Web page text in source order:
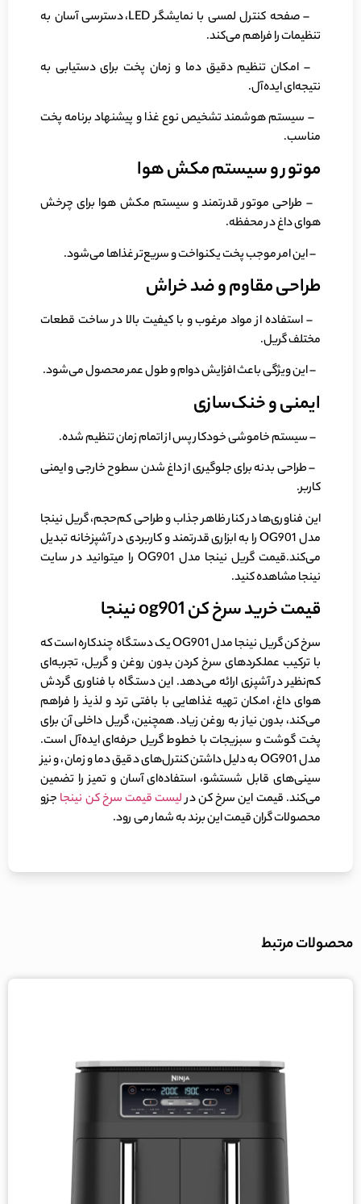
– صفحه کنترل لمسی با نمایشگر LED، دسترسی آسان به
تنظیمات را فراهم می‌کند.
– امکان تنظیم دقیق دما و زمان پخت برای دستیابی به
نتیجه‌ای ایده‌آل.
– سیستم هوشمند تشخیص نوع غذا و پیشنهاد برنامه پخت
مناسب.
موتور و سیستم مکش هوا
– طراحی موتور قدرتمند و سیستم مکش هوا برای چرخش
هوای داغ در محفظه.
– این امر موجب پخت یکنواخت و سریع‌تر غذاها می‌شود.
طراحی مقاوم و ضد خراش
– استفاده از مواد مرغوب و با کیفیت بالا در ساخت قطعات
مختلف گریل.
– این ویژگی باعث افزایش دوام و طول عمر محصول می‌شود.
ایمنی و خنک‌سازی
– سیستم خاموشی خودکار پس از اتمام زمان تنظیم شده.
– طراحی بدنه برای جلوگیری از داغ شدن سطوح خارجی و ایمنی
کاربر.
این فناوری‌ها در کنار ظاهر جذاب و طراحی کم‌حجم، گریل نینجا
مدل OG901 را به ابزاری قدرتمند و کاربردی در آشپزخانه تبدیل
می‌کند.قیمت گریل نینجا مدل OG901 را میتوانید در سایت
نینجا مشاهده کنید.
قیمت خرید سرخ کن og901 نینجا
سرخ کن گریل نینجا مدل OG901 یک دستگاه چندکاره است که
با ترکیب عملکردهای سرخ کردن بدون روغن و گریل، تجربه‌ای
کم‌نظیر در آشپزی ارائه می‌دهد. این دستگاه با فناوری گردش
هوای داغ، امکان تهیه غذاهایی با بافتی ترد و لذیذ را فراهم
می‌کند، بدون نیاز به روغن زیاد. همچنین، گریل داخلی آن برای
پخت گوشت و سبزیجات با خطوط گریل حرفه‌ای ایده‌آل است.
مدل OG901 به دلیل داشتن کنترل‌های دقیق دما و زمان، و نیز
سینی‌های قابل شستشو، استفاده‌ای آسان و تمیز را تضمین
می‌کند. قیمت این سرخ کن درلیست قیمت سرخ کن نینجا جزو
محصولات گران قیمت این برند به شمار می رود.
محصولات مرتبط